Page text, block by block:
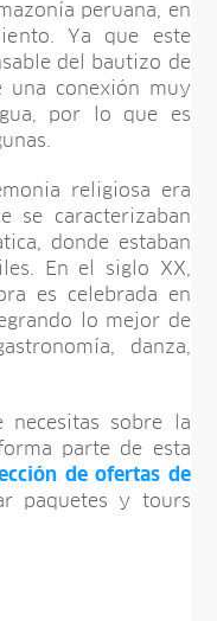
peruana, en
Ya que este
del bautizo de
una conexión muy
por lo que es
religiosa era
se caracterizaban
donde estaban
En el siglo XX,
es celebrada en
lo mejor de
danza,
necesitas sobre la
parte de esta
de ofertas de
paquetes y tours